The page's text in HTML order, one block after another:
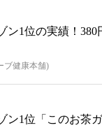
ン1位の実績！380
ブ健康本舗)
ン1位「このお茶